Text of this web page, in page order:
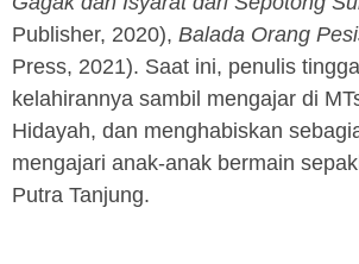
Publisher, 2020), Balada Orang
Press, 2021). Saat ini, penulis
kelahirannya sambil mengajar di
Hidayah, dan menghabiskan
mengajari anak-anak bermain
Putra Tanjung.